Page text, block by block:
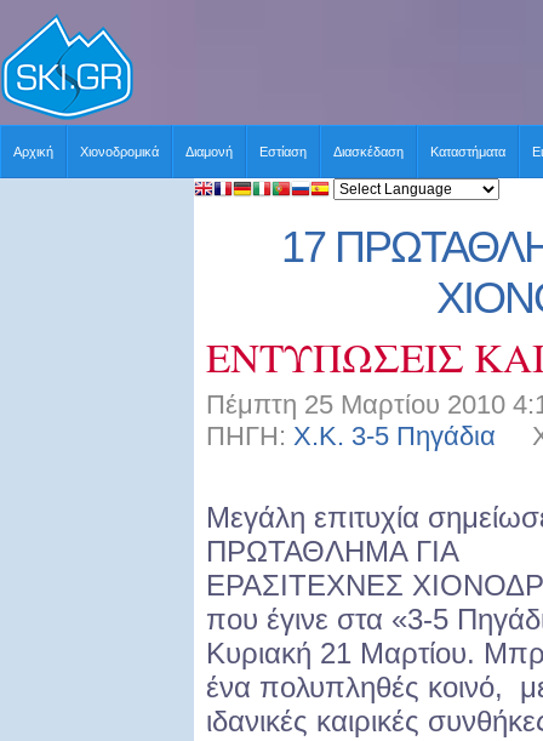
Αρχική Χιονοδρομικά Διαμονή Εστίαση Διασκέδαση Καταστήματα
17
ΕΝΤΥΠΩΣΕΙΣ
Πέμπτη 25 Μαρτίου 2010
ΠΗΓΗ: Χ.Κ. 3-5 Πηγάδια
Μεγάλη επιτυχία
ΠΡΩΤΑΘΛΗΜΑ ΓΙΑ
ΕΡΑΣΙΤΕΧΝΕΣ
που έγινε στα «3-5
Κυριακή 21 Μαρτίου.
ένα πολυπληθές κοινό,
ιδανικές καιρικές